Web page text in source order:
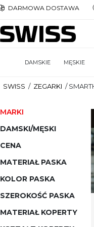
DARMOWA DOSTAWA
DAMSKIE MĘSKIE
SWISS / ZEGARKI /
MARKI
DAMSKI/MĘSKI
CENA
MATERIAŁ PASKA
KOLOR PASKA
SZEROKOŚĆ PASKA
MATERIAŁ KOPERTY